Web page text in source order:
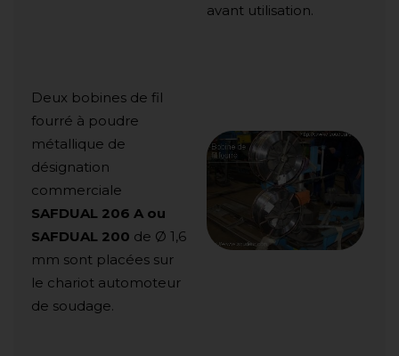
avant utilisation.
Deux bobines de fil
fourré à poudre
métallique de
désignation
commerciale
SAFDUAL 206 A ou
SAFDUAL 200 de Ø 1,6
mm sont placées sur
le chariot automoteur
de soudage.